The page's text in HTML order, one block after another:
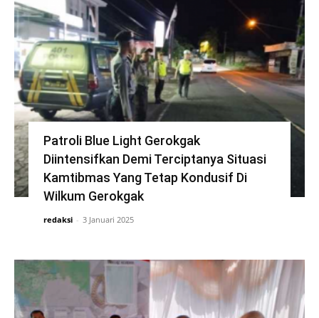
Patroli Blue Light Gerokgak
Diintensifkan Demi Terciptanya Situasi
Kamtibmas Yang Tetap Kondusif Di
Wilkum Gerokgak
redaksi - 3 Januari 2025